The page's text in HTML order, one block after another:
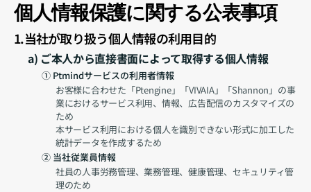
個人情報保護に関する公表事項
1.当社が取り扱う個人情報の利用目的
a) ご本人から直接書面によって取得する個人情報
① Ptmindサービスの利用者情報
お客様に合わせた「Ptengine」「VIVAIA」「Shannon」の事
業におけるサービス利用、情報、広告配信のカスタマイズの
ため
本サービス利用における個人を識別できない形式に加工した
統計データを作成するため
② 当社従業員情報
社員の人事労務管理、業務管理、健康管理、セキュリティ管
理のため